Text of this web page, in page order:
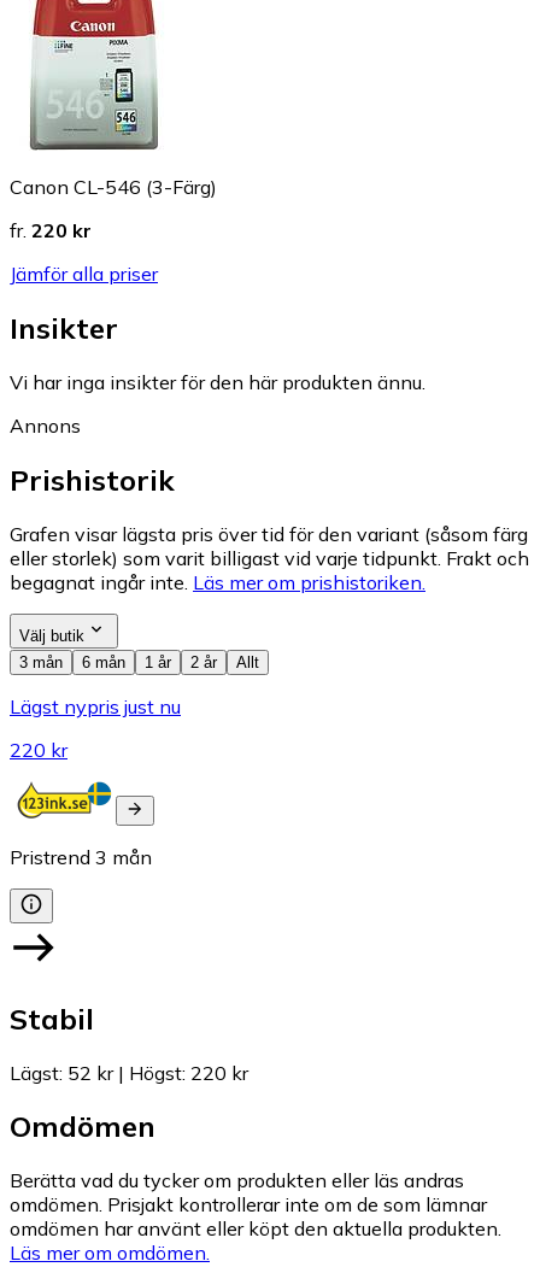
Canon CL-546 (3-Färg)
fr. 220 kr
Jämför alla priser
Insikter
Vi har inga insikter för den här produkten ännu.
Annons
Prishistorik
Grafen visar lägsta pris över tid för den variant (såsom färg
eller storlek) som varit billigast vid varje tidpunkt. Frakt och
begagnat ingår inte. Läs mer om prishistoriken.
Välj butik
3 mån
6 mån 1 år 2 år Allt
Lägst nypris just nu
220 kr
Pristrend 3 mån
Stabil
Lägst: 52 kr| Högst: 220 kr
Omdömen
Berätta vad du tycker om produkten eller läs andras
omdömen. Prisjakt kontrollerar inte om de som lämnar
omdömen har använt eller köpt den aktuella produkten.
Läs mer om omdömen.